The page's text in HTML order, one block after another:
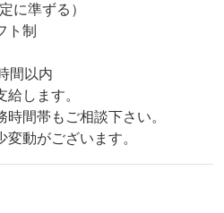
に準ずる）
ト制
間以内
します。
間帯もご相談下さい。
動がございます。